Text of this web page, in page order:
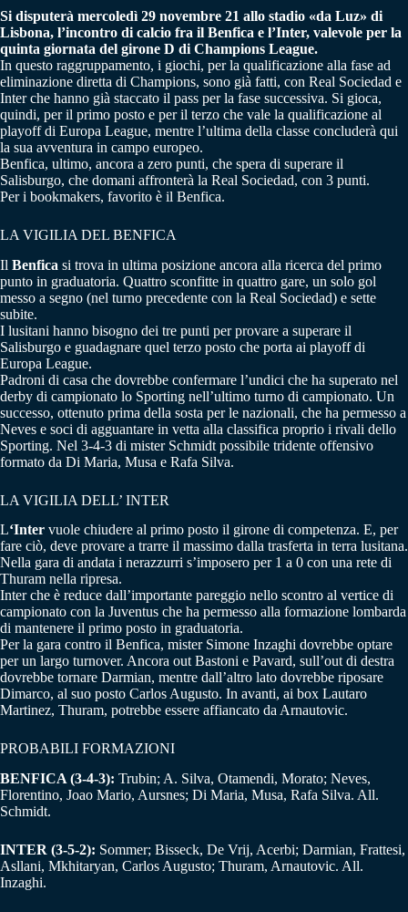
Si disputerà mercoledì 29 novembre 21 allo stadio «da Luz» di
Lisbona, l’incontro di calcio fra il Benfica e l’Inter, valevole per la
quinta giornata del girone D di Champions League.
In questo raggruppamento, i giochi, per la qualificazione alla fase ad
eliminazione diretta di Champions, sono già fatti, con Real Sociedad e
Inter che hanno già staccato il pass per la fase successiva. Si gioca,
quindi, per il primo posto e per il terzo che vale la qualificazione al
playoff di Europa League, mentre l’ultima della classe concluderà qui
la sua avventura in campo europeo.
Benfica, ultimo, ancora a zero punti, che spera di superare il
Salisburgo, che domani affronterà la Real Sociedad, con 3 punti.
Per i bookmakers, favorito è il Benfica.
LA VIGILIA DEL BENFICA
Il Benfica si trova in ultima posizione ancora alla ricerca del primo
punto in graduatoria. Quattro sconfitte in quattro gare, un solo gol
messo a segno (nel turno precedente con la Real Sociedad) e sette
subite.
I lusitani hanno bisogno dei tre punti per provare a superare il
Salisburgo e guadagnare quel terzo posto che porta ai playoff di
Europa League.
Padroni di casa che dovrebbe confermare l’undici che ha superato nel
derby di campionato lo Sporting nell’ultimo turno di campionato. Un
successo, ottenuto prima della sosta per le nazionali, che ha permesso a
Neves e soci di agguantare in vetta alla classifica proprio i rivali dello
Sporting. Nel 3-4-3 di mister Schmidt possibile tridente offensivo
formato da Di Maria, Musa e Rafa Silva.
LA VIGILIA DELL’ INTER
L‘Inter vuole chiudere al primo posto il girone di competenza. E, per
fare ciò, deve provare a trarre il massimo dalla trasferta in terra lusitana.
Nella gara di andata i nerazzurri s’imposero per 1 a 0 con una rete di
Thuram nella ripresa.
Inter che è reduce dall’importante pareggio nello scontro al vertice di
campionato con la Juventus che ha permesso alla formazione lombarda
di mantenere il primo posto in graduatoria.
Per la gara contro il Benfica, mister Simone Inzaghi dovrebbe optare
per un largo turnover. Ancora out Bastoni e Pavard, sull’out di destra
dovrebbe tornare Darmian, mentre dall’altro lato dovrebbe riposare
Dimarco, al suo posto Carlos Augusto. In avanti, ai box Lautaro
Martinez, Thuram, potrebbe essere affiancato da Arnautovic.
PROBABILI FORMAZIONI
BENFICA (3-4-3): Trubin; A. Silva, Otamendi, Morato; Neves,
Florentino, Joao Mario, Aursnes; Di Maria, Musa, Rafa Silva. All.
Schmidt.
INTER (3-5-2): Sommer; Bisseck, De Vrij, Acerbi; Darmian, Frattesi,
Asllani, Mkhitaryan, Carlos Augusto; Thuram, Arnautovic. All.
Inzaghi.